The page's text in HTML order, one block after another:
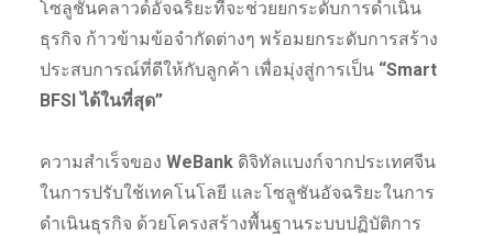
โซลูชันคลาวด์อัจฉริยะที่จะช่วยยกระดับการดำเนิน
ธุรกิจ ก้าวข้ามข้อจำกัดต่างๆ พร้อมยกระดับการสร้าง
ประสบการณ์ที่ดีให้กับลูกค้า เพื่อมุ่งสู่การเป็น“Smart
BFSI ได้ในที่สุด”
ความสำเร็จของ WeBank ดิจิทัลแบงก์จากประเทศจีน
ในการปรับใช้เทคโนโลยี และโซลูชันอัจฉริยะในการ
ดำเนินธุรกิจ ด้วยโครงสร้างพื้นฐานระบบปฏิบัติการ